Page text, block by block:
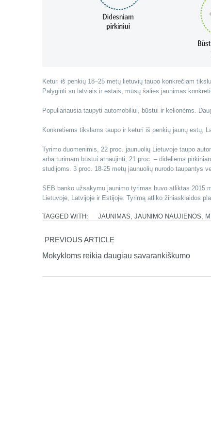
Keturi iš penkių 18–25 metų lietuvių taupo konkrečiam
Palyginti su latviais ir estais, mūsų šalies jaunimas
Populiariausia taupyti automobiliui, būstui ir kelionėms.
Konkretiems tikslams taupo ir keturi iš penkių jaunų estų,
Tyrimo duomenimis, 22 proc. jaunuolių Lietuvoje taupo
arba turimam būstui atnaujinti, 21 proc. – dideliems
studijoms. 3 proc. 18-25 metų jaunuolių nurodo taupantys
SEB banko užsakymu jaunimo tyrimas buvo atliktas 2015
Lietuvoje, Latvijoje ir Estijoje. Tyrimą atliko žiniasklaidos
TAGGED WITH: JAUNIMAS, JAUNIMO NAUJIENOS,
PREVIOUS ARTICLE
Mokykloms reikia daugiau savarankiškumo